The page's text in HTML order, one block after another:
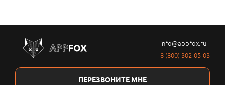
info@appfox.ru
8 (800) 302-05-03
ПЕРЕЗВОНИТЕ МНЕ